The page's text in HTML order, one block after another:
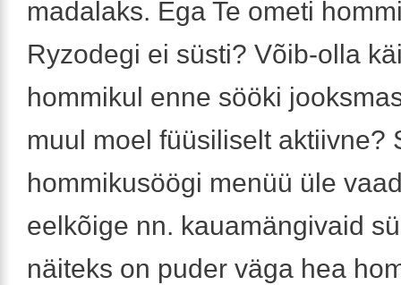
madalaks. Ega Te ometi
Ryzodegi ei süsti? Võib-olla
hommikul enne sööki
muul moel füüsiliselt aktiivne?
hommikusöögi menüü üle
eelkõige nn. kauamängivaid
näiteks on puder väga hea